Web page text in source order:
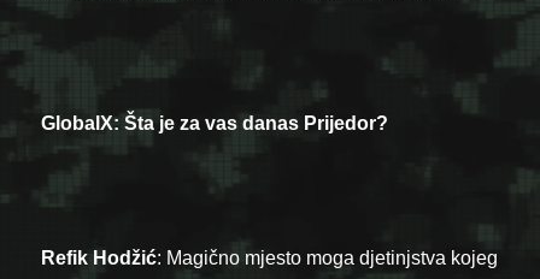
GlobalX: Šta je za vas danas Prijedor?
Refik Hodžić: Magično mjesto moga djetinjstva kojeg